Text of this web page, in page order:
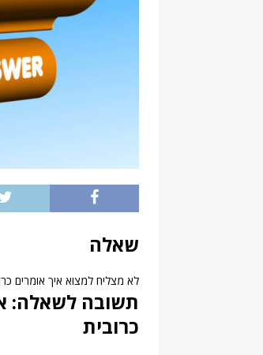
שאלה
לא מצליח למצוא איך אומרים
תשובה לשאלה:
כרובית